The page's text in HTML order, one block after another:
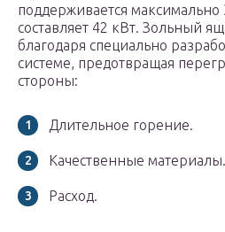
поддерживается максимально
составляет 42 кВт. Зольный
благодаря специально
системе, предотвращая
стороны:
Длительное горение.
Качественные материалы.
Расход.